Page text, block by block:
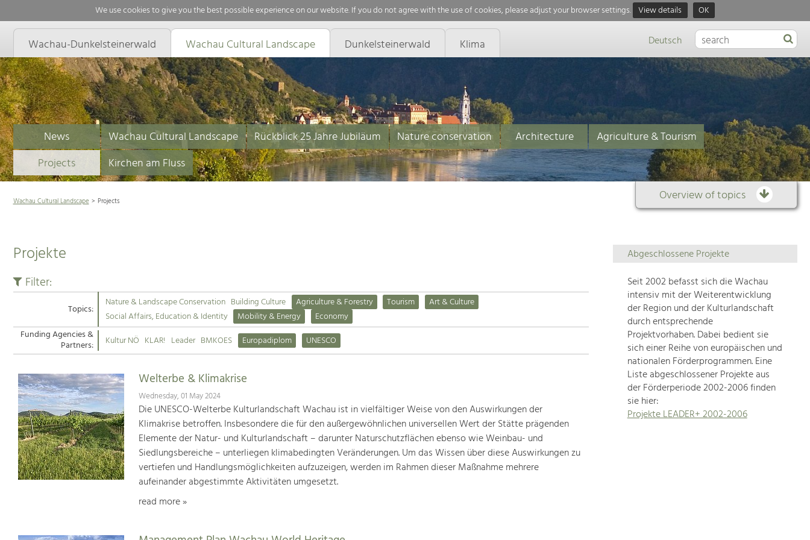
We use cookies to give you the best possible experience on our website. If you do not agree with the use of cookies, please adjust your browser settings. View details OK
Wachau-Dunkelsteinerwald Wachau Cultural Landscape Dunkelsteinerwald Klima Deutsch
News Wachau Cultural Landscape Rückblick 25 Jahre Jubiläum Nature conservation Architecture
Agriculture & Tourism
Projects
Kirchen am Fluss
Overview of topics
Overview
of
topics
Development
within
our
region
is
extremely
diverse.
Which
Wachau Cultural Landscape Projects
Projekte
Filter:
Topics: Nature & Landscape Conservation Building Culture Agriculture & Forestry Tourism
Art & Culture
Social Affairs, Education & Identity
Mobility & Energy
Economy
Funding Agencies &
Partners: Kultur NÖ KLAR! Leader BMKOES Europadiplom UNESCO
Welterbe & Klimakrise
Wednesday, 01 May 2024
Die UNESCO-Welterbe Kulturlandschaft Wachau ist in vielfältiger Weise von den Auswirkungen der
Klimakrise betroffen. Insbesondere die für den außergewöhnlichen universellen Wert der Stätte prägenden
Elemente der Natur- und Kulturlandschaft – darunter Naturschutzflächen ebenso wie Weinbau- und
Siedlungsbereiche – unterliegen klimabedingten Veränderungen. Um das Wissen über diese Auswirkungen zu
vertiefen und Handlungsmöglichkeiten aufzuzeigen, werden im Rahmen dieser Maßnahme mehrere
aufeinander abgestimmte Aktivitäten umgesetzt.
read more »
Abgeschlossene Projekte
Seit 2002 befasst sich die Wachau
intensiv mit der Weiterentwicklung
der Region und der Kulturlandschaft
durch entsprechende
Projektvorhaben. Dabei bedient sie
sich einer Reihe von europäischen und
nationalen Förderprogrammen. Eine
Liste abgeschlossener Projekte aus
der Förderperiode 2002-2006 finden
sie hier:
Projekte LEADER+ 2002-2006